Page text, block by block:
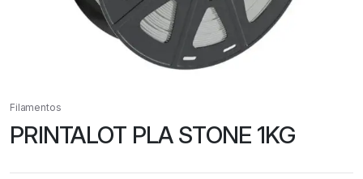
Filamentos
PRINTALOT PLA STONE 1KG